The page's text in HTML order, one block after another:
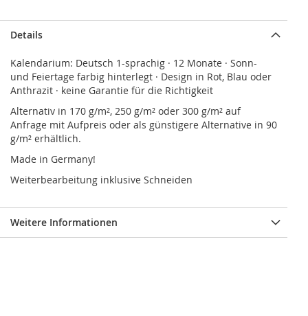
Details
Kalendarium: Deutsch 1-sprachig · 12 Monate · Sonn-
und Feiertage farbig hinterlegt · Design in Rot, Blau oder
Anthrazit · keine Garantie für die Richtigkeit
Alternativ in 170 g/m², 250 g/m² oder 300 g/m² auf
Anfrage mit Aufpreis oder als günstigere Alternative in 90
g/m² erhältlich.
Made in Germany!
Weiterbearbeitung inklusive Schneiden
Weitere Informationen